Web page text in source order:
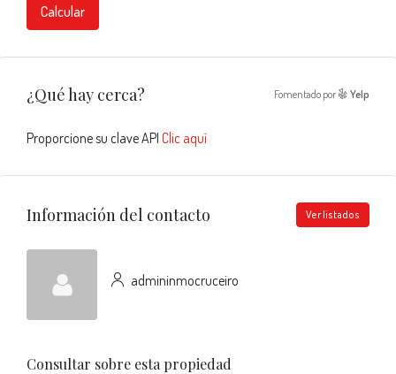
Calcular
¿Qué hay cerca? Fomentado por Yelp
Proporcione su clave API Clic aquí
Información del contacto Ver listados
admininmocruceiro
Consultar sobre esta propiedad